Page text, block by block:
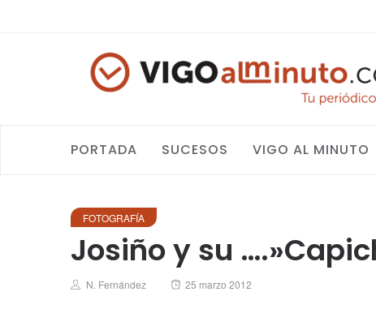
PORTADA SUCESOS VIGO AL MINUTO
FOTOGRAFÍA
Josiño y su
Author
N. Fernández
Posted
25 marzo 2012